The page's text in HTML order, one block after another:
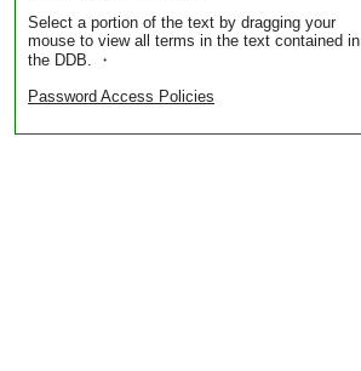
Select a portion of the text by dragging your
mouse to view all terms in the text contained in
the DDB. ・
Password Access Policies